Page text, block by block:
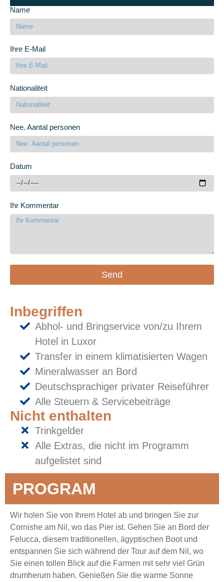
Name
Ihre E-Mail
Nationaliteit
Nee. Aantal personen
Datum
Ihr Kommentar
Send
Inbegriffen
Abhol- und Bringservice von/zu Ihrem
Hotel in Luxor
Transfer in einem klimatisierten Wagen
Mineralwasser an Bord
Deutschsprachiger privater Reiseführer
Alle Steuern & Servicebeiträge
Nicht enthalten
Trinkgelder
Alle Extras, die nicht im Programm
aufgelistet sind
PROGRAM
Wir holen Sie von Ihrem Hotel ab und bringen Sie zur
Cornishe am Nil, wo das Pier ist. Gehen Sie an Bord der
Felucca, diesem traditionellen, ägyptischen Boot und
entspannen Sie sich während der Tour auf dem Nil, wo
Sie einen tollen Blick auf die Farmen mit sehr viel Grün
drumherum haben. Genießen Sie die warme Sonne